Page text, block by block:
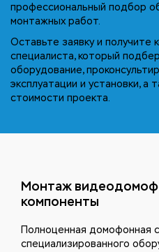
профессиональный подбор
монтажных работ.
Оставьте заявку и получите
специалиста, который
оборудование,
эксплуатации и установки, а
стоимости проекта.
Монтаж
компоненты
Полноценная домофонная
специализированного